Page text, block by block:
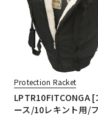
Protection Racket
LPTR10FITCONGA [
ース/10レキント用/